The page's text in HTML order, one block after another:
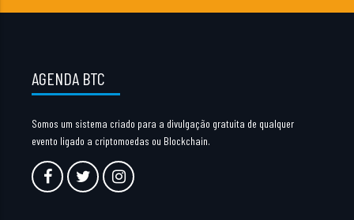
AGENDA BTC
Somos um sistema criado para a divulgação gratuita de qualquer
evento ligado a criptomoedas ou Blockchain.